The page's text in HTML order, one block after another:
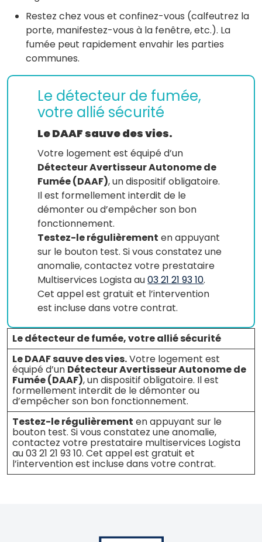
Restez chez vous et confinez-vous (calfeutrez la
porte, manifestez-vous à la fenêtre, etc.). La
fumée peut rapidement envahir les parties
communes.
Le détecteur de fumée,
votre allié sécurité
Le DAAF sauve des vies.
Votre logement est équipé d’un
Détecteur Avertisseur Autonome de
Fumée (DAAF), un dispositif obligatoire.
Il est formellement interdit de le
démonter ou d’empêcher son bon
fonctionnement.
Testez-le régulièrement en appuyant
sur le bouton test. Si vous constatez une
anomalie, contactez votre prestataire
Multiservices Logista au03 21 21 93 10.
Cet appel est gratuit et l’intervention
est incluse dans votre contrat.
Le détecteur de fumée, votre allié sécurité
Le DAAF sauve des vies.Votre logement est
équipé d’un Détecteur Avertisseur Autonome de
Fumée (DAAF), un dispositif obligatoire. Il est
formellement interdit de le démonter ou
d’empêcher son bon fonctionnement.
Testez-le régulièrement en appuyant sur le
bouton test. Si vous constatez une anomalie,
contactez votre prestataire multiservices Logista
au 03 21 21 93 10. Cet appel est gratuit et
l’intervention est incluse dans votre contrat.